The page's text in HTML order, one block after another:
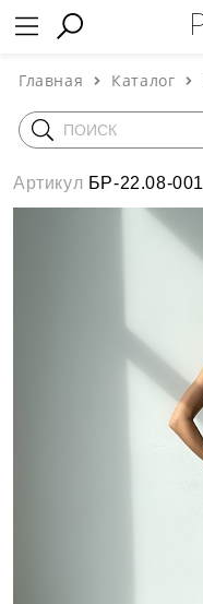
Главная Каталог
Артикул БР-22.08-001